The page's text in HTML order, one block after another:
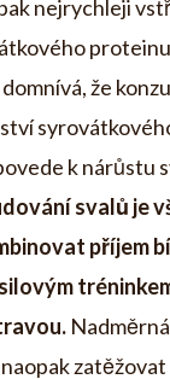
nejrychleji
že
k nárůstu
svalů je
příjem